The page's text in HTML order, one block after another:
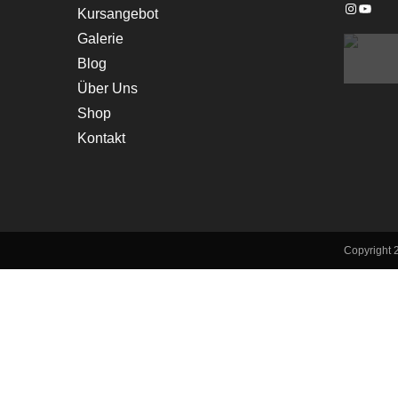
Kursangebot
Galerie
Blog
Über Uns
Shop
Kontakt
Copyright